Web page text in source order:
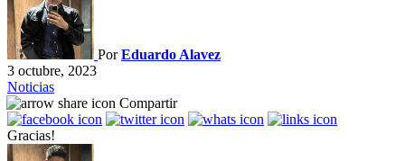
PorEduardo Alavez
3 octubre, 2023
Noticias
Compartir
Gracias!